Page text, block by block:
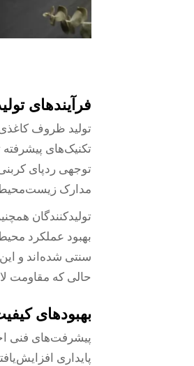
فرآیندهای
تولید ظروف
تکنیک‌های پیشرفته
توجهی ردپای
مدارک
تولیدکنندگان
بهبود عملکرد
سنتی شده‌اند و
حالی که مقاومت
بهبودهای
پیشرفت‌های فنی
پایداری